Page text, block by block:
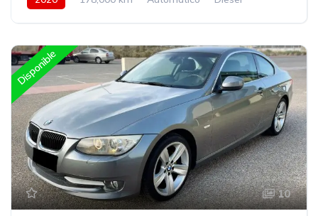
Disponible
10